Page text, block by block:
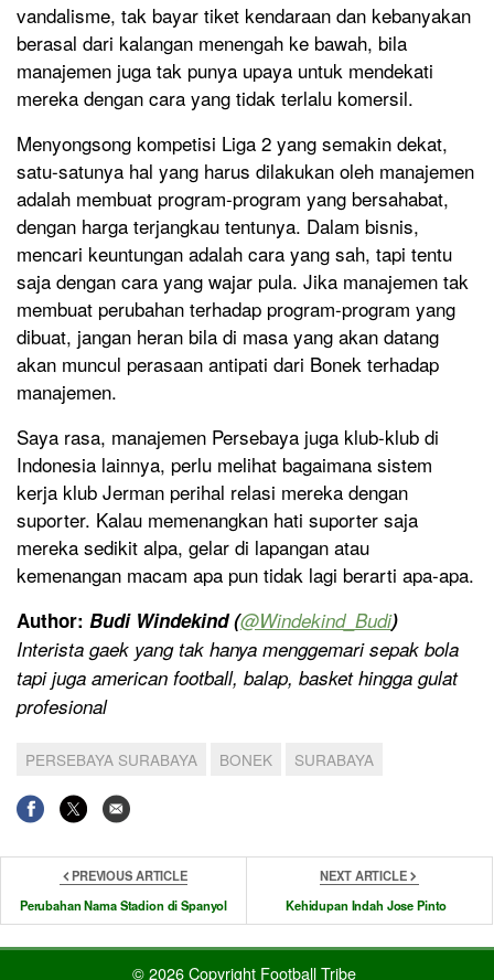
vandalisme, tak bayar tiket kendaraan dan kebanyakan
berasal dari kalangan menengah ke bawah, bila
manajemen juga tak punya upaya untuk mendekati
mereka dengan cara yang tidak terlalu komersil.
Menyongsong kompetisi Liga 2 yang semakin dekat,
satu-satunya hal yang harus dilakukan oleh manajemen
adalah membuat program-program yang bersahabat,
dengan harga terjangkau tentunya. Dalam bisnis,
mencari keuntungan adalah cara yang sah, tapi tentu
saja dengan cara yang wajar pula. Jika manajemen tak
membuat perubahan terhadap program-program yang
dibuat, jangan heran bila di masa yang akan datang
akan muncul perasaan antipati dari Bonek terhadap
manajemen.
Saya rasa, manajemen Persebaya juga klub-klub di
Indonesia lainnya, perlu melihat bagaimana sistem
kerja klub Jerman perihal relasi mereka dengan
suporter. Kalau memenangkan hati suporter saja
mereka sedikit alpa, gelar di lapangan atau
kemenangan macam apa pun tidak lagi berarti apa-apa.
Author: Budi Windekind (@Windekind_Budi)
Interista gaek yang tak hanya menggemari sepak bola
tapi juga american football, balap, basket hingga gulat
profesional
PERSEBAYA SURABAYA BONEK SURABAYA
PREVIOUS ARTICLE
Perubahan Nama Stadion di Spanyol
NEXT ARTICLE
Kehidupan Indah Jose Pinto
© 2026 Copyright Football Tribe